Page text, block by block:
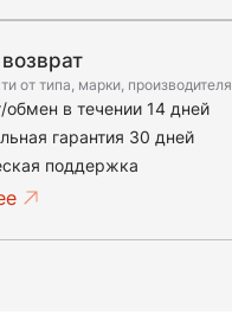
от типа, марки, производителя
обмен в течении 14 дней
гарантия 30 дней
поддержка